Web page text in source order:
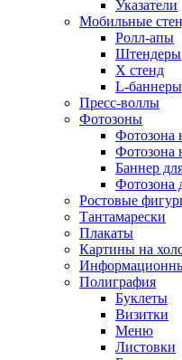
Указатели
Мобильные
Ролл-апы
Штендеры
Х стенд
L-баннеры
Пресс-воллы
Фотозоны
Фотозона
Фотозона
Баннер
Фотозона
Ростовые
Тантамарески
Плакаты
Картины на
Полиграфия
Буклеты
Визитки
Меню
Листовки